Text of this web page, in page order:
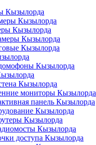
Кызылорда
Кызылорда
Кызылорда
Кызылорда
Кызылорда
Кызылорда
Кызылорда
мониторы Кызылорда
панель Кызылорда
Кызылорда
Кызылорда
Кызылорда
доступа Кызылорда